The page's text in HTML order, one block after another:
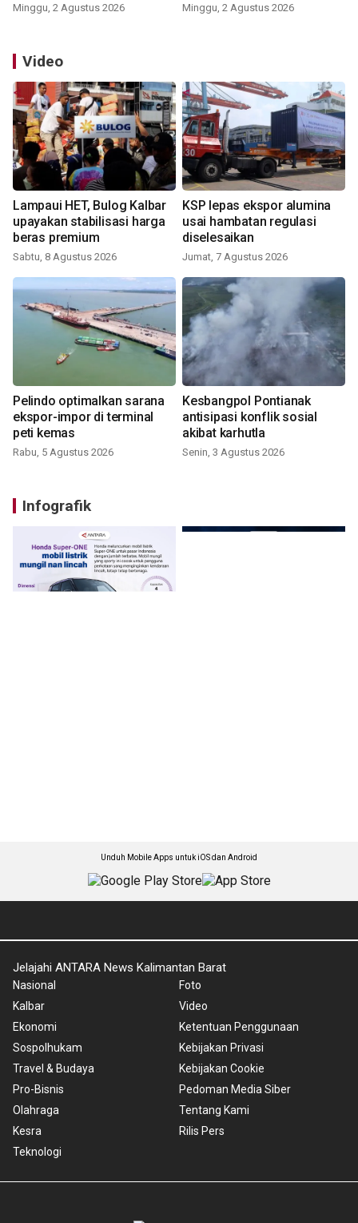
Minggu, 2 Agustus 2026 Minggu, 2 Agustus 2026
Video
Lampaui HET, Bulog Kalbar
upayakan stabilisasi harga
beras premium
Sabtu, 8 Agustus 2026
KSP lepas ekspor alumina
usai hambatan regulasi
diselesaikan
Jumat, 7 Agustus 2026
Pelindo optimalkan sarana
ekspor-impor di terminal
peti kemas
Rabu, 5 Agustus 2026
Kesbangpol Pontianak
antisipasi konflik sosial
akibat karhutla
Senin, 3 Agustus 2026
Infografik
Unduh Mobile Apps untuk iOS dan Android
Jelajahi ANTARA News Kalimantan Barat
Nasional
Kalbar
Ekonomi
Sospolhukam
Travel & Budaya
Pro-Bisnis
Olahraga
Kesra
Teknologi
Foto
Video
Ketentuan Penggunaan
Kebijakan Privasi
Kebijakan Cookie
Pedoman Media Siber
Tentang Kami
Rilis Pers